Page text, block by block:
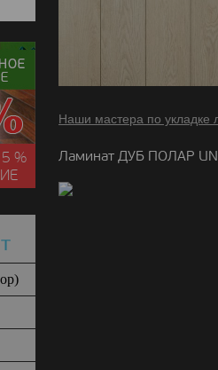
Наши мастера по укладке
Ламинат ДУБ ПОЛАР
%